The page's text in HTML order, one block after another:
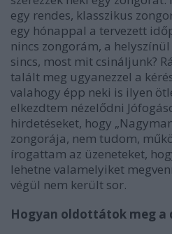
egy rendes, klasszikus
egy hónappal a tervezett
nincs zongorám, a
sincs, most mit csináljunk?
talált meg ugyanezzel a
valahogy épp neki is ilyen
elkezdtem nézelődni
hirdetéseket, hogy
zongorája, nem tudom,
írogattam az üzeneteket,
lehetne valamelyiket
végül nem került sor.
Hogyan oldottátok meg a